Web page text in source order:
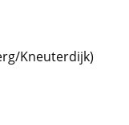
Kneuterdijk)